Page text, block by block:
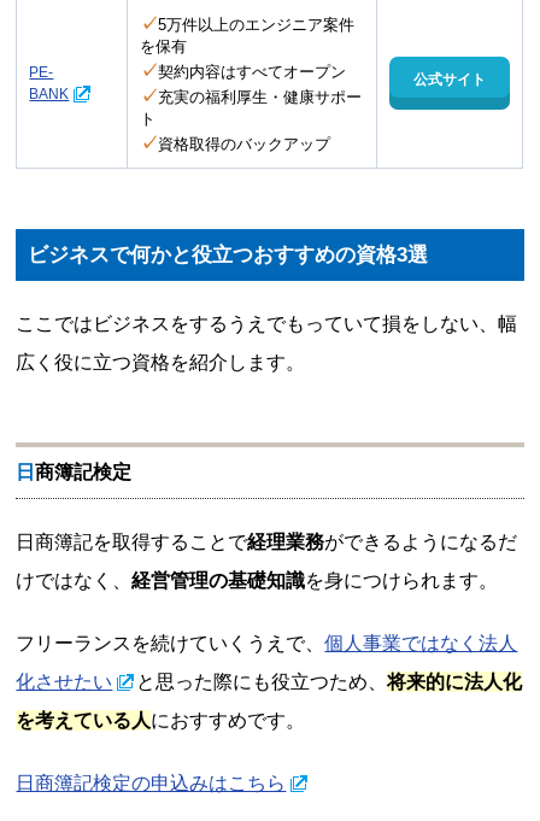
PE-
BANK
✓5万件以上のエンジニア案件
を保有
✓契約内容はすべてオープン
✓充実の福利厚生・健康サポー
ト
✓資格取得のバックアップ
公式サイト
ビジネスで何かと役立つおすすめの資格3選
ここではビジネスをするうえでもっていて損をしない、幅
広く役に立つ資格を紹介します。
日商簿記検定
日商簿記を取得することで経理業務ができるようになるだ
けではなく、経営管理の基礎知識を身につけられます。
フリーランスを続けていくうえで、個人事業ではなく法人
化させたい
と思った際にも役立つため、将来的に法人化
を考えている人におすすめです。
日商簿記検定の申込みはこちら